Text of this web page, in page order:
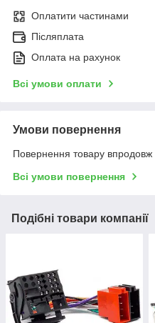
Оплатити частинами
Післяплата
Оплата на рахунок
Всі умови оплати
Умови повернення
Повернення товару впродовж
Всі умови повернення
Подібні товари компанії